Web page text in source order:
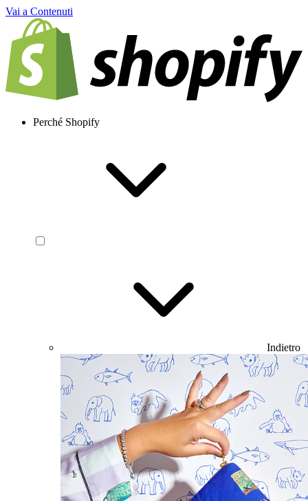
Vai a Contenuti
Perché Shopify
Indietro